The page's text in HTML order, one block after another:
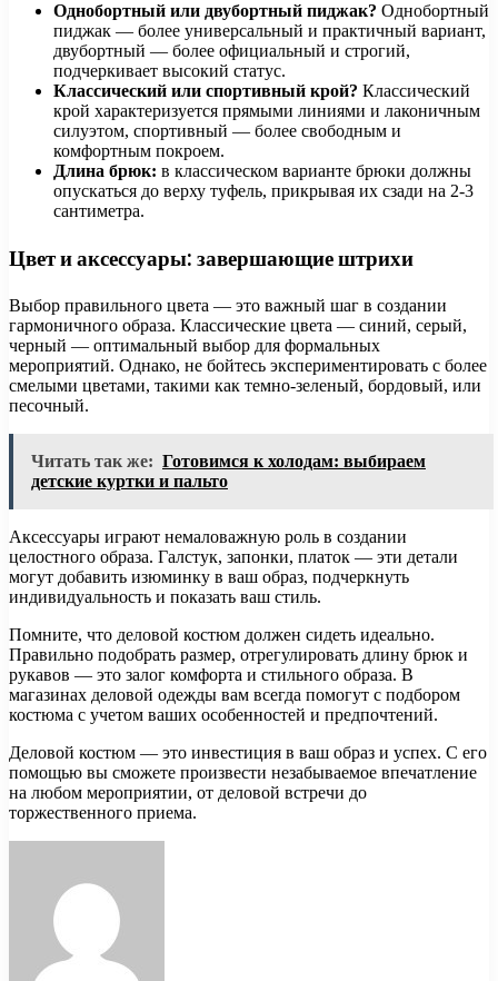
Однобортный или двубортный пиджак? Однобортный
пиджак — более универсальный и практичный вариант,
двубортный — более официальный и строгий,
подчеркивает высокий статус.
Классический или спортивный крой? Классический
крой характеризуется прямыми линиями и лаконичным
силуэтом, спортивный — более свободным и
комфортным покроем.
Длина брюк: в классическом варианте брюки должны
опускаться до верху туфель, прикрывая их сзади на 2-3
сантиметра.
Цвет и аксессуары: завершающие штрихи
Выбор правильного цвета — это важный шаг в создании
гармоничного образа. Классические цвета — синий, серый,
черный — оптимальный выбор для формальных
мероприятий. Однако, не бойтесь экспериментировать с более
смелыми цветами, такими как темно-зеленый, бордовый, или
песочный.
Читать так же: Готовимся к холодам: выбираем
детские куртки и пальто
Аксессуары играют немаловажную роль в создании
целостного образа. Галстук, запонки, платок — эти детали
могут добавить изюминку в ваш образ, подчеркнуть
индивидуальность и показать ваш стиль.
Помните, что деловой костюм должен сидеть идеально.
Правильно подобрать размер, отрегулировать длину брюк и
рукавов — это залог комфорта и стильного образа. В
магазинах деловой одежды вам всегда помогут с подбором
костюма с учетом ваших особенностей и предпочтений.
Деловой костюм — это инвестиция в ваш образ и успех. С его
помощью вы сможете произвести незабываемое впечатление
на любом мероприятии, от деловой встречи до
торжественного приема.